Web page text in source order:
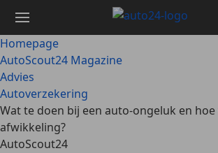
naar
hoofdinhoud
Homepage
AutoScout24 Magazine
Advies
Autoverzekering
Wat te doen bij een auto-ongeluk en
afwikkeling?
AutoScout24